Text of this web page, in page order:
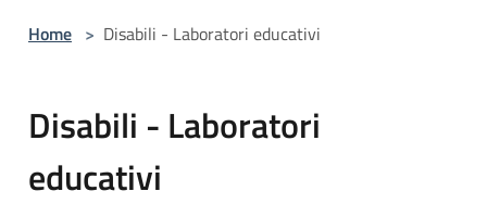
Home > Disabili - Laboratori educativi
Disabili - Laboratori
educativi